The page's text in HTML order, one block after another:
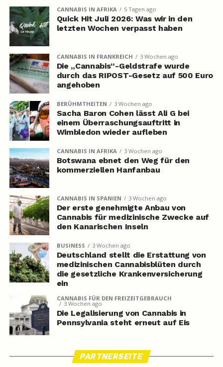
CANNABIS IN AFRIKA 5 Tagen ago
Quick Hit Juli 2026: Was wir in den
letzten Wochen verpasst haben
CANNABIS IN FRANKREICH 3 Wochen ago
Die „Cannabis“-Geldstrafe wurde
durch das RIPOST-Gesetz auf 500 Euro
angehoben
BERÜHMTHEITEN 3 Wochen ago
Sacha Baron Cohen lässt Ali G bei
einem Überraschungsauftritt in
Wimbledon wieder aufleben
CANNABIS IN AFRIKA 3 Wochen ago
Botswana ebnet den Weg für den
kommerziellen Hanfanbau
CANNABIS IN SPANIEN 3 Wochen ago
Der erste genehmigte Anbau von
Cannabis für medizinische Zwecke auf
den Kanarischen Inseln
BUSINESS 3 Wochen ago
Deutschland stellt die Erstattung von
medizinischen Cannabisblüten durch
die gesetzliche Krankenversicherung
ein
CANNABIS FÜR DEN FREIZEITGEBRAUCH
3 Wochen ago
Die Legalisierung von Cannabis in
Pennsylvania steht erneut auf Eis
PARTNERSEITE